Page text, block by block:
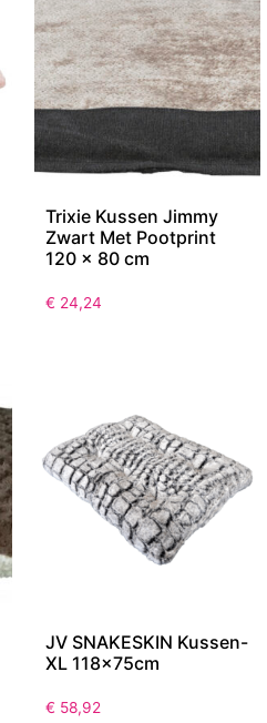
Trixie Kussen Jimmy
Zwart Met Pootprint
120 x 80 cm
€ 24,24
JV SNAKESKIN Kussen-
XL 118x75cm
€ 58,92